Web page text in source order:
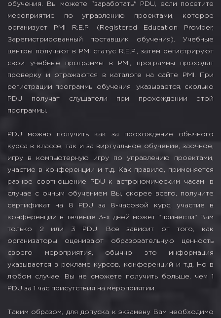
обучения. Вы можете "заработать" PDU, если посетите
мероприятие по управлению проектами, которое
организует PMI R.E.P. (Registered Education Provider,
Зарегистрированный поставщик обучения). Учебные
центры получают в PMI статус R.E.P., затем регистрируют
свои учебные программы в PMI, программы проходят
проверку и отражаются в каталоге на сайте PMI. При
регистрации программы обучения указывается, сколько
PDU получат слушатели при прохождении этой
программы.
PDU можно получить как за прохождение обычного
курса в классе, так и за виртуальное обучение, заочное,
игру в компьютерную игру по управлению проектами,
участие в конференции и т.д. Как правило, применяется
разное соотношение PDU к астрономическим часам: в
случае с очным обучением Вы, скорее всего, получите
сертификат на 8 PDU за 8-часовой курс; участие в
конференции в течение 3-х дней может "принести" Вам
только 2 или 3 PDU. Все зависит от того, как
организаторы оценивают образовательную ценность
своего мероприятия, обычно это информация
указывается в рекламе курсов, конференций и т.д. Но в
любом случае, Вы не сможете получить больше, чем 1
PDU за 1 час присутствия на мероприятии.
Таким образом, для допуска к экзамену Вам необходимо